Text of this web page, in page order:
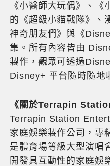
《小醫師大玩偶》、《
的《超級小貓戰隊》、
神奇朋友們》與《
集。所有內容皆由
製作，觀眾可透過
Disney+ 平台隨時隨地
《關於Terrapin
Terrapin Station
家庭娛樂製作公司，專
是體育場等級大型演唱
開發具互動性的家庭娛